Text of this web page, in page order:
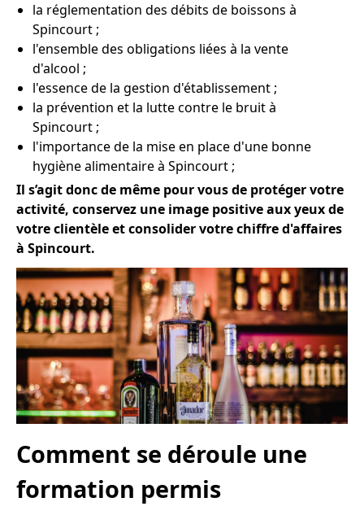
la réglementation des débits de boissons à
Spincourt ;
l'ensemble des obligations liées à la vente
d'alcool ;
l'essence de la gestion d'établissement ;
la prévention et la lutte contre le bruit à
Spincourt ;
l'importance de la mise en place d'une bonne
hygiène alimentaire à Spincourt ;
Il s’agit donc de même pour vous de protéger votre
activité, conservez une image positive aux yeux de
votre clientèle et consolider votre chiffre d'affaires
à Spincourt.
Comment se déroule une
formation permis